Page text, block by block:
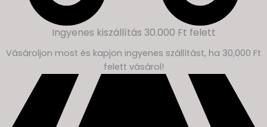
Ingyenes kiszállítás 30.000 Ft felett
Vásároljon most és kapjon ingyenes szállítást, ha 30,000 Ft
felett vásárol!